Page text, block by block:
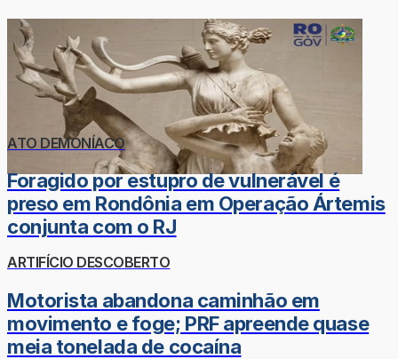
ATO DEMONÍACO
Foragido por estupro de vulnerável é
preso em Rondônia em Operação Ártemis
conjunta com o RJ
ARTIFÍCIO DESCOBERTO
Motorista abandona caminhão em
movimento e foge; PRF apreende quase
meia tonelada de cocaína